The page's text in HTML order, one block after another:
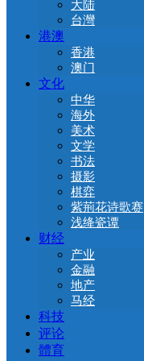
大陆
台灣
港澳
香港
澳门
文化
中华
海外
美术
文学
书法
摄影
棋弈
紫荊花诗歌赛
浅绛瓷谭
财经
产业
金融
地产
马经
科技
评论
體育